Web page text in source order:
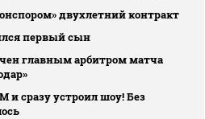
двухлетний контракт
первый сын
главным арбитром матча
и сразу устроил шоу! Без